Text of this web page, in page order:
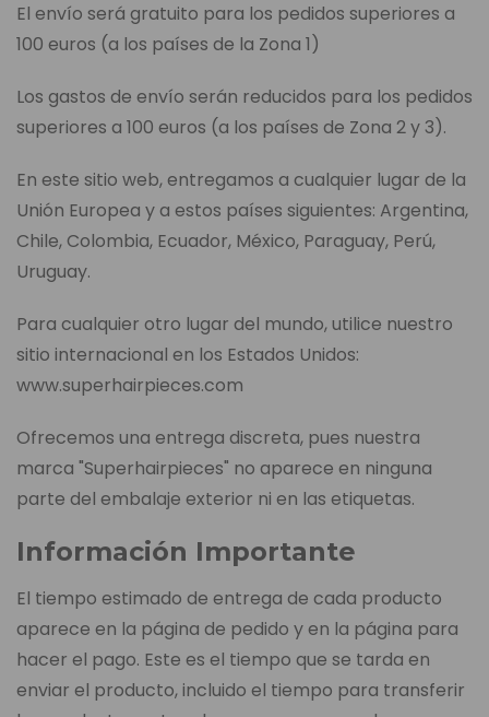
El envío será gratuito para los pedidos superiores a
100 euros (a los países de la Zona 1)
Los gastos de envío serán reducidos para los pedidos
superiores a 100 euros (a los países de Zona 2 y 3).
En este sitio web, entregamos a cualquier lugar de la
Unión Europea y a estos países siguientes: Argentina,
Chile, Colombia, Ecuador, México, Paraguay, Perú,
Uruguay.
Para cualquier otro lugar del mundo, utilice nuestro
sitio internacional en los Estados Unidos:
www.superhairpieces.com
Ofrecemos una entrega discreta, pues nuestra
marca "Superhairpieces" no aparece en ninguna
parte del embalaje exterior ni en las etiquetas.
Información Importante
El tiempo estimado de entrega de cada producto
aparece en la página de pedido y en la página para
hacer el pago. Este es el tiempo que se tarda en
enviar el producto, incluido el tiempo para transferir